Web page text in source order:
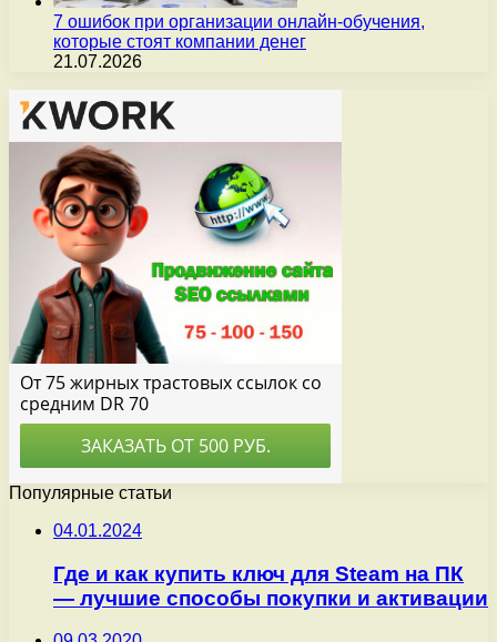
7 ошибок при организации онлайн-обучения,
которые стоят компании денег
21.07.2026
Популярные статьи
04.01.2024
Где и как купить ключ для Steam на ПК
— лучшие способы покупки и активации